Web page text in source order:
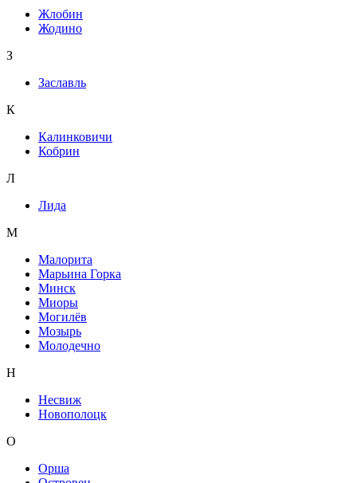
Жлобин
Жодино
З
Заславль
К
Калинковичи
Кобрин
Л
Лида
М
Малорита
Марьина Горка
Минск
Миоры
Могилёв
Мозырь
Молодечно
Н
Несвиж
Новополоцк
О
Орша